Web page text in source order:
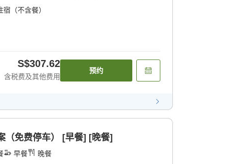
宿（不含餐）
S$307.62
含税费及其他费用
预约
（免费停车） [早餐] [晚餐]
早餐 晚餐